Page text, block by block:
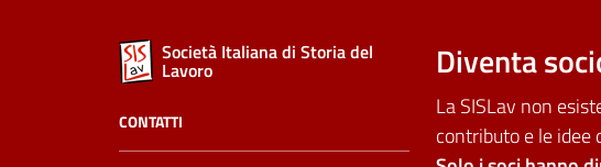
Società Italiana di Storia del
Lavoro
CONTATTI
Diventa
La SISLav non
contributo e le idee